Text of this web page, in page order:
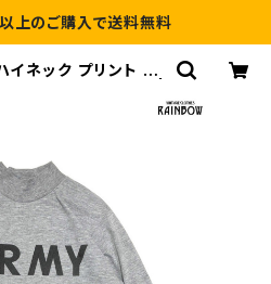
上のご購入で送料無料
ネック プリント 長